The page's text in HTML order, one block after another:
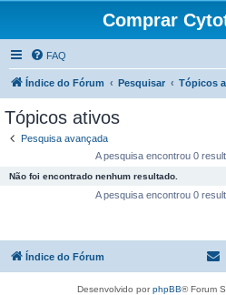
Comprar
FAQ
Índice do Fórum Pesquisar Tópicos
Tópicos ativos
Pesquisa avançada
A pesquisa encontrou 0
Não foi encontrado nenhum resultado.
A pesquisa encontrou 0
Índice do Fórum
Desenvolvido porphpBB® Forum